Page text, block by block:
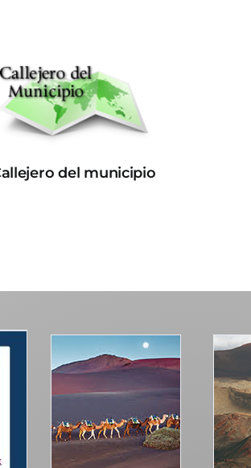
del municipio